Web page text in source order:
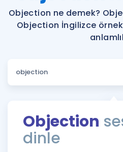
ÜYE
Katılımcı Görüşleri
Faydalı Araçlar
Sözlük
Rehberlik Aracı
ÖSYM Sınav Takvimi
Hakkımızda
Objection ne demek?
Objection İngilizce
Objection
dinle